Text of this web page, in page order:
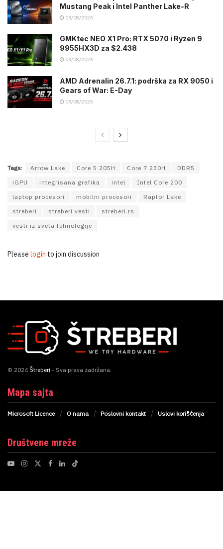
Mustang Peak i Intel Panther Lake-R
03/08/2026
GMKtec NEO X1 Pro: RTX 5070 i Ryzen 9
9955HX3D za $2.438
03/08/2026
AMD Adrenalin 26.7.1: podrška za RX 9050 i
Gears of War: E-Day
03/08/2026
Tags: Arrow Lake Core 5 205H Core 7 230H
DDR5
iGPU
integrisana grafika intel
Intel Core 200
laptop procesori
mobilni procesori
Raptor Lake
streberi
streberi vesti
streberi.rs
vesti iz sveta tehnologije
Please login to join discussion
© 2024 Štreberi - Sva prava zadržana.
Mapa sajta
Microsoft Licence O nama Poslovni kontakt Uslovi korišćenja
Društvene mreže